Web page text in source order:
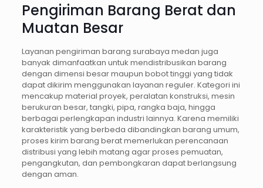
Pengiriman Barang Berat dan
Muatan Besar
Layanan pengiriman barang surabaya medan juga
banyak dimanfaatkan untuk mendistribusikan barang
dengan dimensi besar maupun bobot tinggi yang tidak
dapat dikirim menggunakan layanan reguler. Kategori ini
mencakup material proyek, peralatan konstruksi, mesin
berukuran besar, tangki, pipa, rangka baja, hingga
berbagai perlengkapan industri lainnya. Karena memiliki
karakteristik yang berbeda dibandingkan barang umum,
proses kirim barang berat memerlukan perencanaan
distribusi yang lebih matang agar proses pemuatan,
pengangkutan, dan pembongkaran dapat berlangsung
dengan aman.